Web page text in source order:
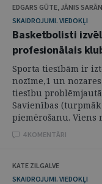
EDGARS GŪTE, JĀNIS
SKAIDROJUMI. VIEDOKĻI
Basketbolisti
profesionālais
Sporta tiesībām ir
nozīme,1 un
tiesību
Savienības
piemērošanu. Viens
4 KOMENTĀRI
KATE ZILGALVE
SKAIDROJUMI. VIEDOKĻI